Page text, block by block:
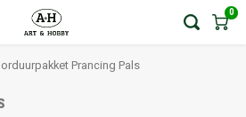
0
Prancing Pals